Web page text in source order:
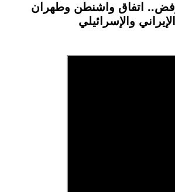
اتفاق واشنطن وطهران
والإسرائيلي